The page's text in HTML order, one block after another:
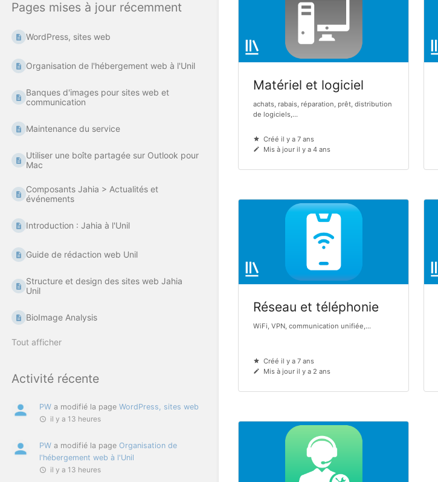
Pages mises à jour récemment
WordPress, sites web
Organisation de l'hébergement web à l'Unil
Banques d'images pour sites web et
communication
Maintenance du service
Utiliser une boîte partagée sur Outlook pour
Mac
Composants Jahia > Actualités et
événements
Introduction : Jahia à l'Unil
Guide de rédaction web Unil
Structure et design des sites web Jahia
Unil
BioImage Analysis
Tout afficher
Activité récente
PW a modifié la page WordPress, sites web
il y a 13 heures
PW a modifié la page Organisation de
l'hébergement web à l'Unil
il y a 13 heures
Matériel et logiciel
achats, rabais, réparation, prêt, distribution
de logiciels,...
Créé il y a 7 ans
Mis à jour il y a 4 ans
Réseau et téléphonie
WiFi, VPN, communication unifiée,...
Créé il y a 7 ans
Mis à jour il y a 2 ans